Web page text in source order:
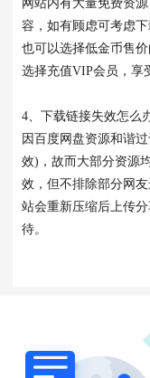
网站内有大量免费资
容，如有顾虑可考虑
也可以选择低金币售
选择充值VIP会员，享
4、下载链接失效怎么
因百度网盘资源和谐
效)，故而大部分资源
效，但不排除部分网
站会重新压缩后上传
待。